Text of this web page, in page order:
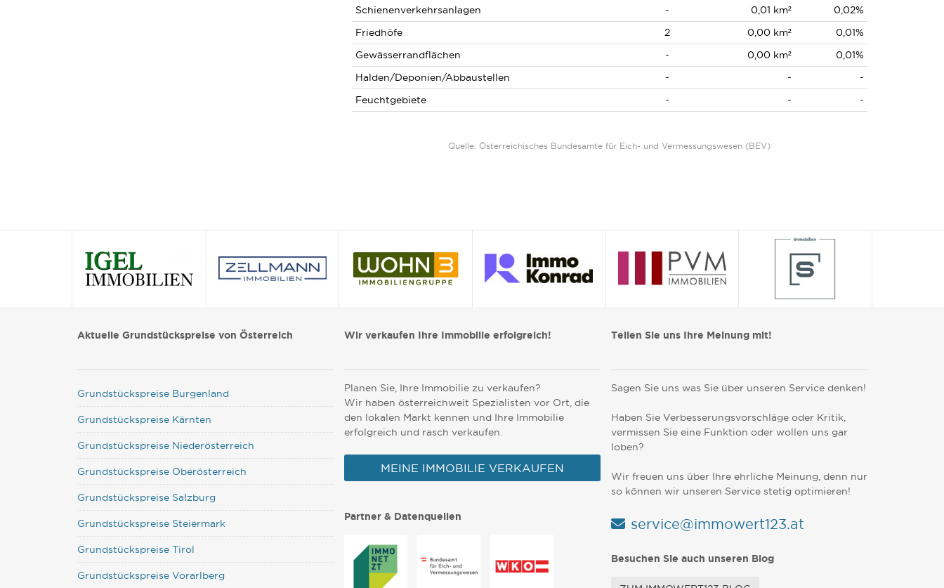
Schienenverkehrsanlagen
- 0,01 km²
0,02%
Friedhöfe
2 0,00 km²
0,01%
Gewässerrandflächen
- 0,00 km²
0,01%
Halden/Deponien/Abbaustellen
- -
-
Feuchtgebiete
- - -
Quelle: Österreichisches Bundesamte für Eich- und Vermessungswesen (BEV)
Aktuelle Grundstückspreise von Österreich
Grundstückspreise Burgenland
Grundstückspreise Kärnten
Grundstückspreise Niederösterreich
Grundstückspreise Oberösterreich
Grundstückspreise Salzburg
Grundstückspreise Steiermark
Grundstückspreise Tirol
Grundstückspreise Vorarlberg
Wir verkaufen Ihre Immobilie erfolgreich!
Planen Sie, Ihre Immobilie zu verkaufen?
Wir haben österreichweit Spezialisten vor Ort, die
den lokalen Markt kennen und Ihre Immobilie
erfolgreich und rasch verkaufen.
MEINE IMMOBILIE VERKAUFEN
Partner & Datenquellen
Teilen Sie uns Ihre Meinung mit!
Sagen Sie uns was Sie über unseren Service denken!
Haben Sie Verbesserungsvorschläge oder Kritik,
vermissen Sie eine Funktion oder wollen uns gar
loben?
Wir freuen uns über Ihre ehrliche Meinung, denn nur
so können wir unseren Service stetig optimieren!
service@immowert123.at
Besuchen Sie auch unseren Blog